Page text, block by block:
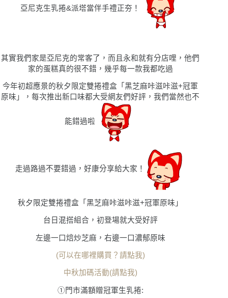
亞尼克生乳捲&派塔當伴手禮正夯！
其實我們家是亞尼克的常客了，而且永和就有分店哩，他們
家的蛋糕真的很不錯，幾乎每一款我都吃過
今年初超應景的秋夕限定雙捲禮盒「黑芝麻咔滋咔滋+冠軍
原味」，每次推出新口味都大受網友們好評，我們當然也不
能錯過啦
走過路過不要錯過，好康分享給大家！
秋夕限定雙捲禮盒「黑芝麻咔滋咔滋+冠軍原味」
台日混搭組合，初登場就大受好評
左邊一口焙炒芝麻，右邊一口濃郁原味
(可以在哪裡購買 ？ 請點我)
中秋加碼活動(請點我)
①門市滿額贈冠軍生乳捲: